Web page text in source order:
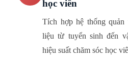
học viên
Tích hợp hệ thống
liệu từ tuyển sinh đến
hiệu suất chăm sóc học